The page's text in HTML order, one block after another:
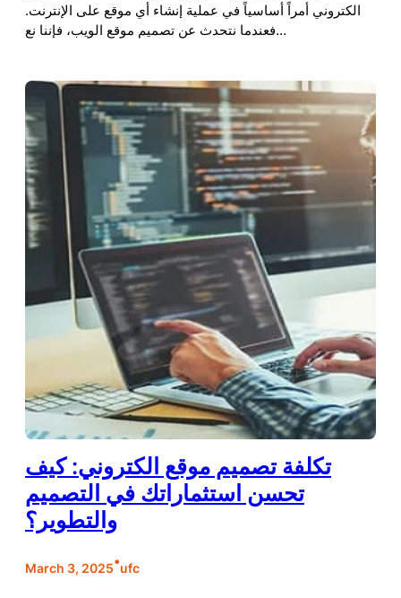
الكتروني أمراً أساسياً في عملية إنشاء أي موقع على الإنترنت.
فعندما نتحدث عن تصميم موقع الويب، فإننا نع…
تكلفة تصميم موقع الكتروني: كيف
تحسن استثماراتك في التصميم
والتطوير؟
March 3, 2025•ufc